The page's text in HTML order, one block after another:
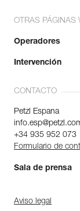
OTRAS PÁGINAS
Operadores
Intervención
CONTACTO
Petzl Espana
+34 935 952 073
Formulario de
Sala de prensa
Aviso legal